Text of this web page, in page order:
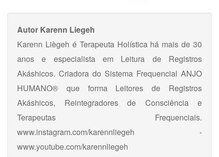
Autor Karenn Liegeh
Karenn Liègeh é Terapeuta Holística há mais de 30
anos e especialista em Leitura de Registros
Akáshicos. Criadora do Sistema Frequencial ANJO
HUMANO® que forma Leitores de Registros
Akáshicos, Reintegradores de Consciência e
Terapeutas Frequenciais.
www.instagram.com/karennliegeh -
www.youtube.com/karennliegeh